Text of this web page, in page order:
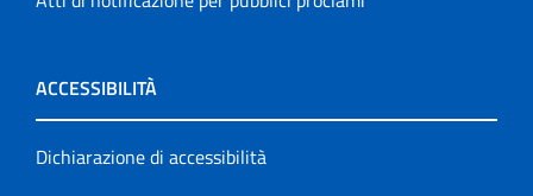
ACCESSIBILITÀ
Dichiarazione di accessibilità